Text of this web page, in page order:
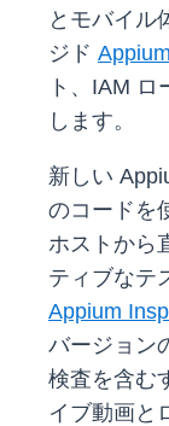
とモバイル
ジド Appium
ト、IAM
します。
新しい
のコードを
ホストから
ティブなテ
Appium
バージョン
検査を含む
イブ動画と